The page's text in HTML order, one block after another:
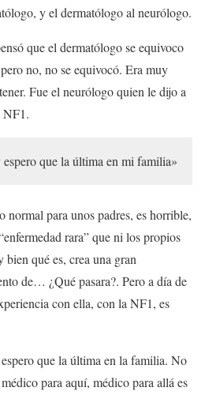
y el dermatólogo al neurólogo.
que el dermatólogo se equivoco
no, no se equivocó. Era muy
Fue el neurólogo quien le dijo a
NF1.
que la última en mi familia»
para unos padres, es horrible,
rara” que ni los propios
qué es, crea una gran
de… ¿Qué pasara?. Pero a día de
con ella, con la NF1, es
que la última en la familia. No
para aquí, médico para allá es